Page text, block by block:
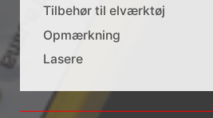
Tilbehør til elværktøj
Opmærkning
Lasere